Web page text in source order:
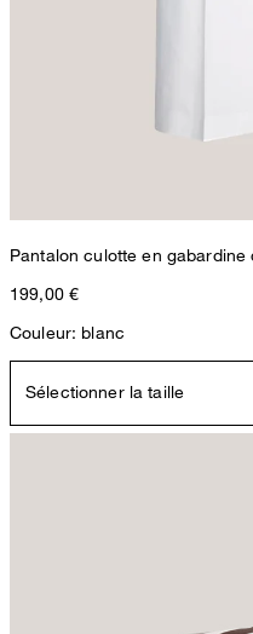
Pantalon culotte en
199,00 €
Couleur: blanc
Sélectionner la taille